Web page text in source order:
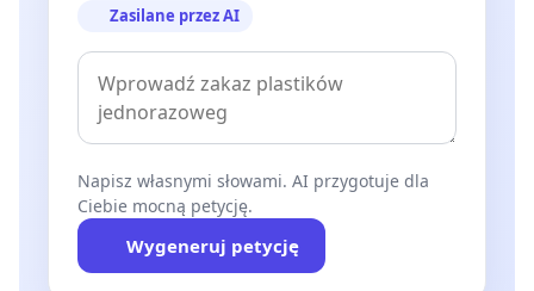
Zasilane przez AI
Napisz własnymi słowami. AI przygotuje dla
Ciebie mocną petycję.
Wygeneruj petycję